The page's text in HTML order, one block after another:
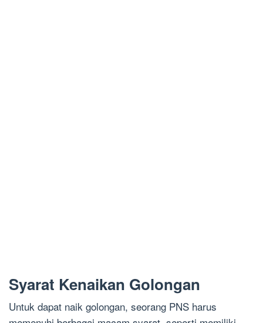
Syarat Kenaikan Golongan
Untuk dapat naik golongan, seorang PNS harus